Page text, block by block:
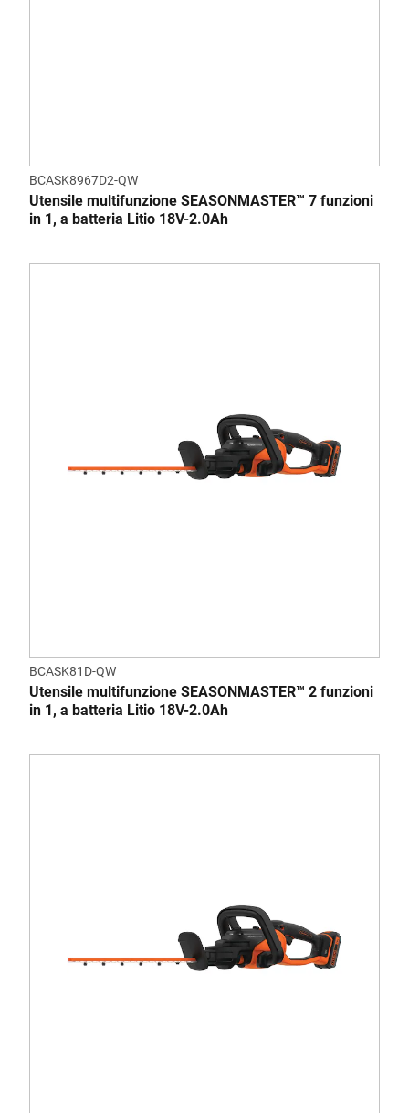
BCASK8967D2-QW
Utensile multifunzione SEASONMASTER™ 7 funzioni
in 1, a batteria Litio 18V-2.0Ah
BCASK81D-QW
Utensile multifunzione SEASONMASTER™ 2 funzioni
in 1, a batteria Litio 18V-2.0Ah